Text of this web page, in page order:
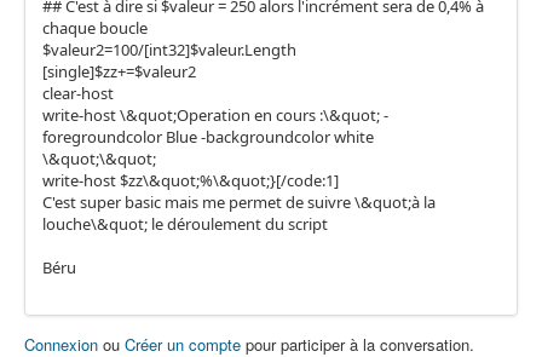
## C'est à dire si $valeur = 250 alors l'incrément sera de 0,4% à
chaque boucle
$valeur2=100/[int32]$valeur.Length
[single]$zz+=$valeur2
clear-host
write-host \&quot;Operation en cours :\&quot; -
foregroundcolor Blue -backgroundcolor white
\&quot;\&quot;
write-host $zz\&quot;%\&quot;}[/code:1]
C'est super basic mais me permet de suivre \&quot;à la
louche\&quot; le déroulement du script
Béru
Connexion ou Créer un compte pour participer à la conversation.